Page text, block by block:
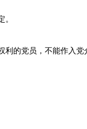
的党员，不能作入党